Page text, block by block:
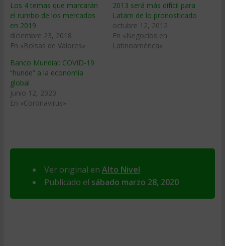
Los 4 temas que marcarán
el rumbo de los mercados
en 2019
diciembre 23, 2018
En «Bolsas de Valores»
2013 será más difícil para
Latam de lo pronosticado
octubre 12, 2012
En «Negocios en
Latinoamérica»
Banco Mundial: COVID-19
“hunde” a la economía
global
junio 12, 2020
En «Coronavirus»
Ver original en Alto Nivel
Publicado el sábado marzo 28, 2020